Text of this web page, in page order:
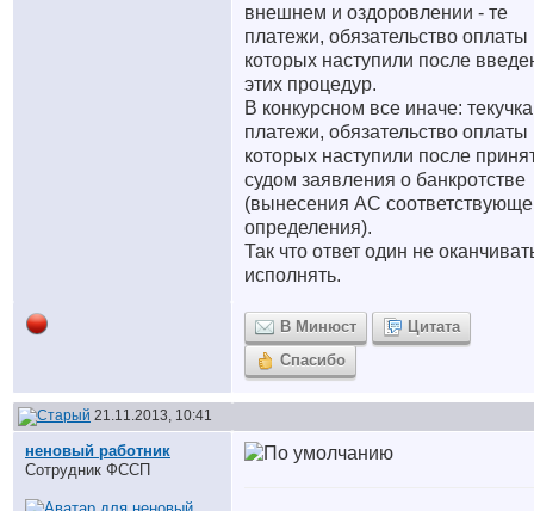
внешнем и оздоровлении - те
платежи, обязательство оплаты
которых наступили после
этих процедур.
В конкурсном все иначе:
платежи, обязательство оплаты
которых наступили после
судом заявления о банкротстве
(вынесения АС
определения).
Так что ответ один не
исполнять.
В Минюст
Цитата
Спасибо
21.11.2013, 10:41
неновый работник
Сотрудник ФССП